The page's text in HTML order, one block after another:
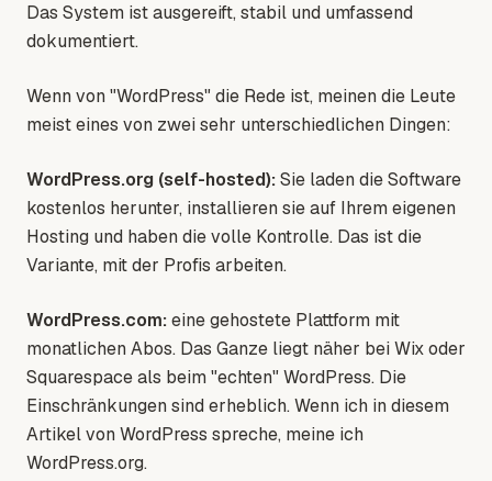
Das System ist ausgereift, stabil und umfassend
dokumentiert.
Wenn von "WordPress" die Rede ist, meinen die Leute
meist eines von zwei sehr unterschiedlichen Dingen:
WordPress.org (self-hosted):Sie laden die Software
kostenlos herunter, installieren sie auf Ihrem eigenen
Hosting und haben die volle Kontrolle. Das ist die
Variante, mit der Profis arbeiten.
WordPress.com:eine gehostete Plattform mit
monatlichen Abos. Das Ganze liegt näher bei Wix oder
Squarespace als beim "echten" WordPress. Die
Einschränkungen sind erheblich. Wenn ich in diesem
Artikel von WordPress spreche, meine ich
WordPress.org.